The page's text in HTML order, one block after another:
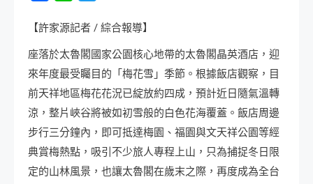
【許家源記者 / 綜合報導】
座落於太魯閣國家公園核心地帶的太魯閣晶英酒店，迎
來年度最受矚目的「梅花雪」季節。根據飯店觀察，目
前天祥地區梅花花況已綻放約四成，預計近日隨氣溫轉
涼，整片峽谷將被如初雪般的白色花海覆蓋。飯店周邊
步行三分鐘內，即可抵達梅園、福園與文天祥公園等經
典賞梅熱點，吸引不少旅人專程上山，只為捕捉冬日限
定的山林風景，也讓太魯閣在歲末之際，再度成為全台